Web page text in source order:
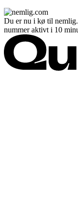
Du er nu i kø til
nummer aktivt i 10